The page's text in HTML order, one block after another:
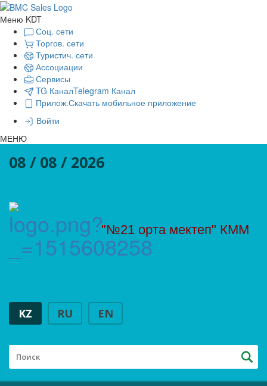
Меню KDT
Соц. сети
Торгов. сети
Туристич. сети
Ассоциации
Сервисы
TG КаналTelegram Канал
Прилож.Скачать мобильное приложение
Войти
МЕНЮ
08 / 08 / 2026
"№21 орта мектеп" КММ
KZ RU EN